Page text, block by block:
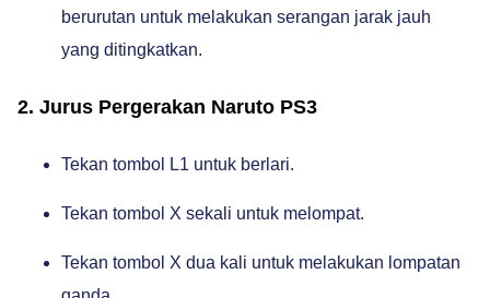
berurutan untuk melakukan serangan jarak jauh
yang ditingkatkan.
2. Jurus Pergerakan Naruto PS3
Tekan tombol L1 untuk berlari.
Tekan tombol X sekali untuk melompat.
Tekan tombol X dua kali untuk melakukan lompatan